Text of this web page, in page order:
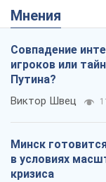
Мнения
Совпадение
игроков или
Путина?
Виктор Швец
Минск
в условиях
кризиса